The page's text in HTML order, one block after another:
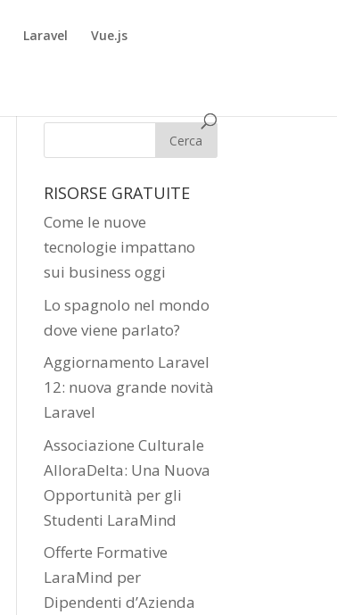
Laravel Vue.js
RISORSE GRATUITE
Come le nuove
tecnologie impattano
sui business oggi
Lo spagnolo nel mondo
dove viene parlato?
Aggiornamento Laravel
12: nuova grande novità
Laravel
Associazione Culturale
AlloraDelta: Una Nuova
Opportunità per gli
Studenti LaraMind
Offerte Formative
LaraMind per
Dipendenti d’Azienda